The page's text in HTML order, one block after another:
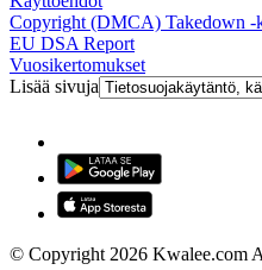
Copyright (DMCA) Takedown -
EU DSA Report
Vuosikertomukset
Lisää sivuja
© Copyright 2026 Kwalee.com